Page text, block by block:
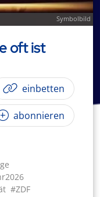
Symbolbild
oft ist
einbetten
abonnieren
#ZDF